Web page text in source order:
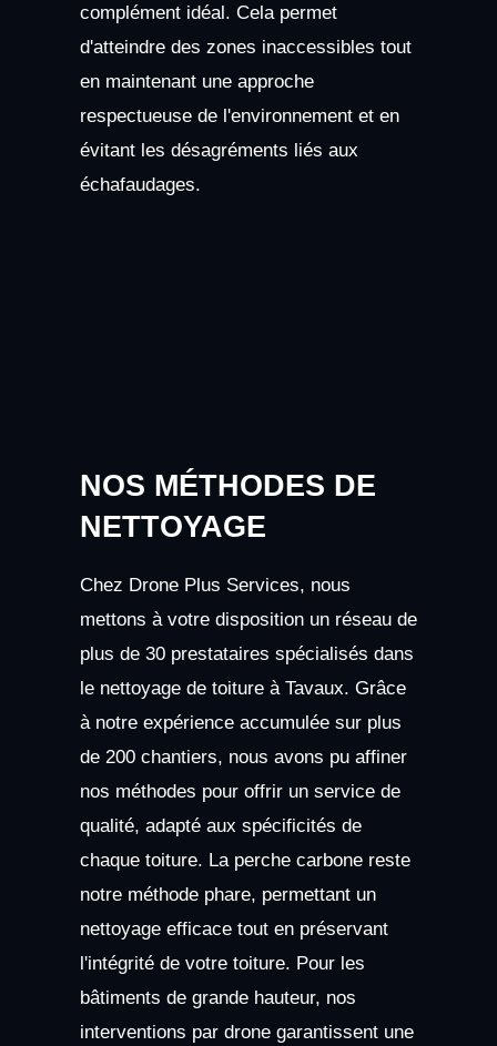
complément idéal. Cela permet
d'atteindre des zones inaccessibles tout
en maintenant une approche
respectueuse de l'environnement et en
évitant les désagréments liés aux
échafaudages.
NOS MÉTHODES DE
NETTOYAGE
Chez Drone Plus Services, nous
mettons à votre disposition un réseau de
plus de 30 prestataires spécialisés dans
le nettoyage de toiture à Tavaux. Grâce
à notre expérience accumulée sur plus
de 200 chantiers, nous avons pu affiner
nos méthodes pour offrir un service de
qualité, adapté aux spécificités de
chaque toiture. La perche carbone reste
notre méthode phare, permettant un
nettoyage efficace tout en préservant
l'intégrité de votre toiture. Pour les
bâtiments de grande hauteur, nos
interventions par drone garantissent une